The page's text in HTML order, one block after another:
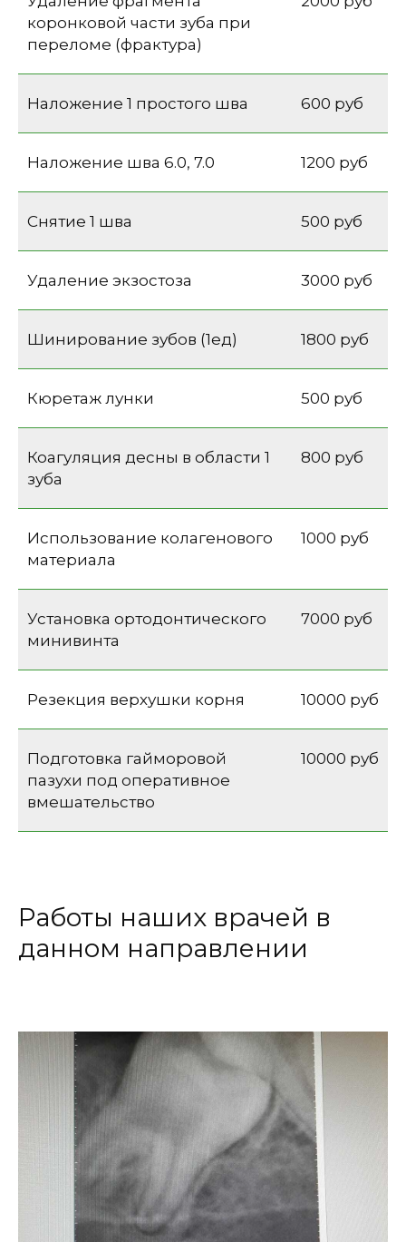
коронковой части зуба при
переломе (фрактура)
Наложение 1 простого шва 600 руб
Наложение шва 6.0, 7.0 1200 руб
Снятие 1 шва 500 руб
Удаление экзостоза 3000 руб
Шинирование зубов (1ед) 1800 руб
Кюретаж лунки 500 руб
Коагуляция десны в области 1
зуба
800 руб
Использование колагенового
материала
1000 руб
Установка ортодонтического
минивинта
7000 руб
Резекция верхушки корня 10000 руб
Подготовка гайморовой
пазухи под оперативное
вмешательство
10000 руб
Работы наших врачей в
данном направлении